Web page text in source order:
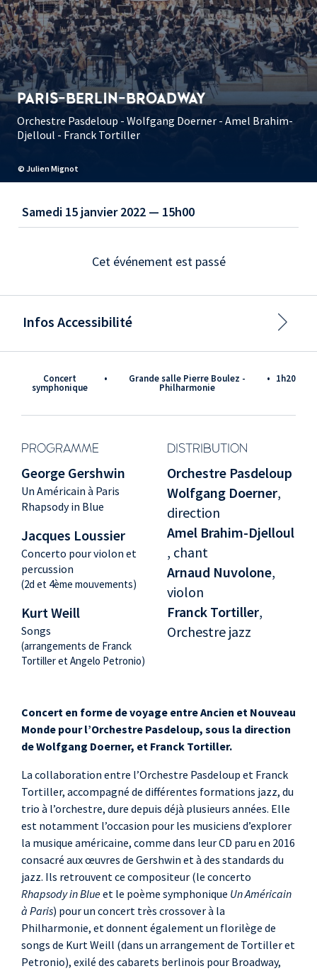
© Julien Mignot
PARIS-BERLIN-BROADWAY
Orchestre Pasdeloup - Wolfgang Doerner - Amel Brahim-
Djelloul - Franck Tortiller
Concert
symphonique
• Grande salle Pierre Boulez -
Philharmonie
• 1h20
PROGRAMME DISTRIBUTION
George Gershwin
Un Américain à Paris
Rhapsody in Blue
Jacques Loussier
Concerto pour violon et
percussion
(2d et 4ème mouvements)
Kurt Weill
Songs
(arrangements de Franck
Tortiller et Angelo Petronio)
Orchestre Pasdeloup
Wolfgang Doerner,
direction
Amel Brahim-Djelloul
, chant
Arnaud Nuvolone,
violon
Franck Tortiller,
Orchestre jazz
Concert en forme de voyage entre Ancien et Nouveau
Monde pour l’Orchestre Pasdeloup, sous la direction
de Wolfgang Doerner, et Franck Tortiller.
La collaboration entre l’Orchestre Pasdeloup et Franck
Tortiller, accompagné de différentes formations jazz, du
trio à l’orchestre, dure depuis déjà plusieurs années. Elle
est notamment l’occasion pour les musiciens d’explorer
la musique américaine, comme dans leur CD paru en 2016
consacré aux œuvres de Gershwin et à des standards du
jazz. Ils retrouvent ce compositeur (le concerto
Rhapsody in Blueet le poème symphonique Un Américain
à Paris) pour un concert très crossover à la
Philharmonie, et donnent également un florilège de
songs de Kurt Weill (dans un arrangement de Tortiller et
Petronio), exilé des cabarets berlinois pour Broadway,
Samedi 15 janvier 2022 — 15h00
Cet événement est passé
Infos Accessibilité